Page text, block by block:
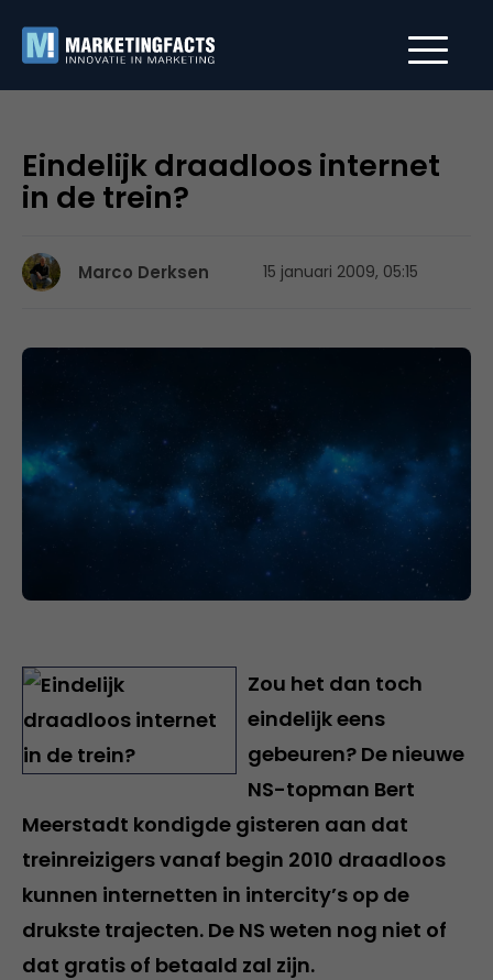
Eindelijk draadloos internet
in de trein?
Marco Derksen 15 januari 2009, 05:15
Zou het dan toch
eindelijk eens
gebeuren? De nieuwe
NS-topman Bert
Meerstadt kondigde gisteren aan dat
treinreizigers vanaf begin 2010 draadloos
kunnen internetten in intercity’s op de
drukste trajecten. De NS weten nog niet of
dat gratis of betaald zal zijn.